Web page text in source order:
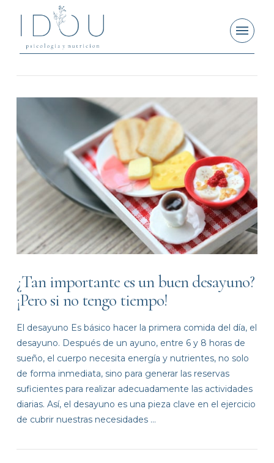
¿Tan importante es un buen desayuno?
¡Pero si no tengo tiempo!
El desayuno Es básico hacer la primera comida del día, el
desayuno. Después de un ayuno, entre 6 y 8 horas de
sueño, el cuerpo necesita energía y nutrientes, no solo
de forma inmediata, sino para generar las reservas
suficientes para realizar adecuadamente las actividades
diarias. Así, el desayuno es una pieza clave en el ejercicio
de cubrir nuestras necesidades …